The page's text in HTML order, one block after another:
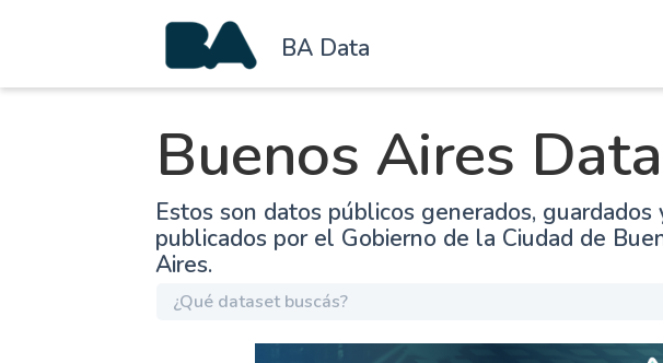
BA Data
Buenos Aires Data
Estos son datos públicos generados, guardados
publicados por el Gobierno de la Ciudad de
Aires.